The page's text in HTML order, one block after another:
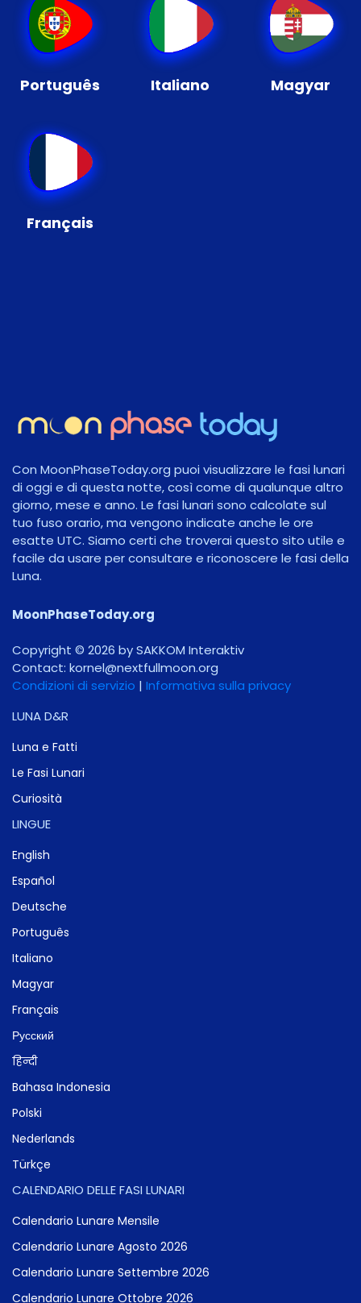
Português Italiano Magyar
Français
Con MoonPhaseToday.org puoi visualizzare le fasi lunari
di oggi e di questa notte, così come di qualunque altro
giorno, mese e anno. Le fasi lunari sono calcolate sul
tuo fuso orario, ma vengono indicate anche le ore
esatte UTC. Siamo certi che troverai questo sito utile e
facile da usare per consultare e riconoscere le fasi della
Luna.
MoonPhaseToday.org
Copyright © 2026 by SAKKOM Interaktiv
Contact: gro.noomlluftxen@lenrok
Condizioni di servizio | Informativa sulla privacy
LUNA D&R
Luna e Fatti
Le Fasi Lunari
Curiosità
LINGUE
English
Español
Deutsche
Português
Italiano
Magyar
Français
Русский
हिन्दी
Bahasa Indonesia
Polski
Nederlands
Türkçe
CALENDARIO DELLE FASI LUNARI
Calendario Lunare Mensile
Calendario Lunare Agosto 2026
Calendario Lunare Settembre 2026
Calendario Lunare Ottobre 2026